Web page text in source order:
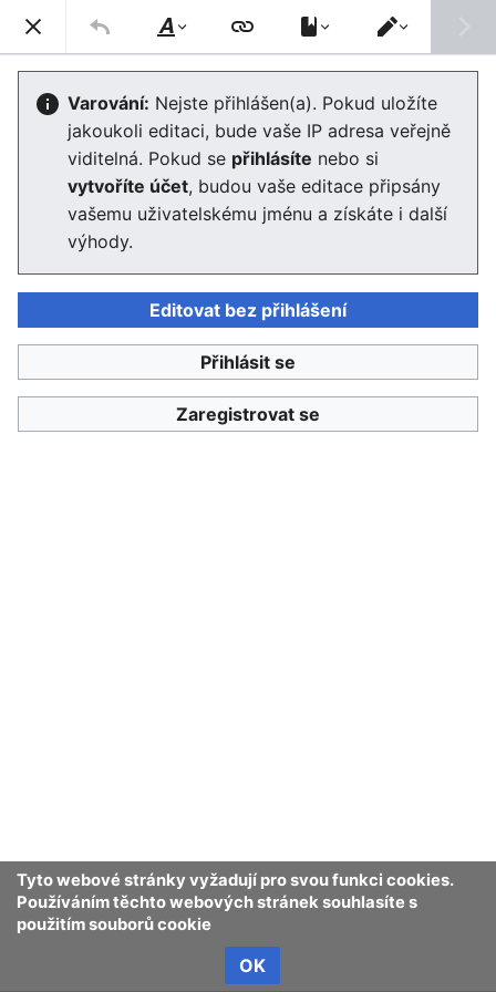
Enviwiki
Nápověda:Srovnávací text
Editor se nyní načte. Pokud tuto zprávu stále vidíte po
několika sekundách, prosím obnovte stránku .
Tyto webové stránky vyžadují pro svou funkci cookies.
Používáním těchto webových stránek souhlasíte s
použitím souborů cookie
OK
Enviwiki
Styl
textu
Přepnout
editor
Varování: Nejste přihlášen(a). Pokud uložíte
jakoukoli editaci, bude vaše IP adresa veřejně
viditelná. Pokud se přihlásíte nebo si
vytvoříte účet, budou vaše editace připsány
vašemu uživatelskému jménu a získáte i další
výhody.
Editovat bez přihlášení
Přihlásit se
Zaregistrovat se